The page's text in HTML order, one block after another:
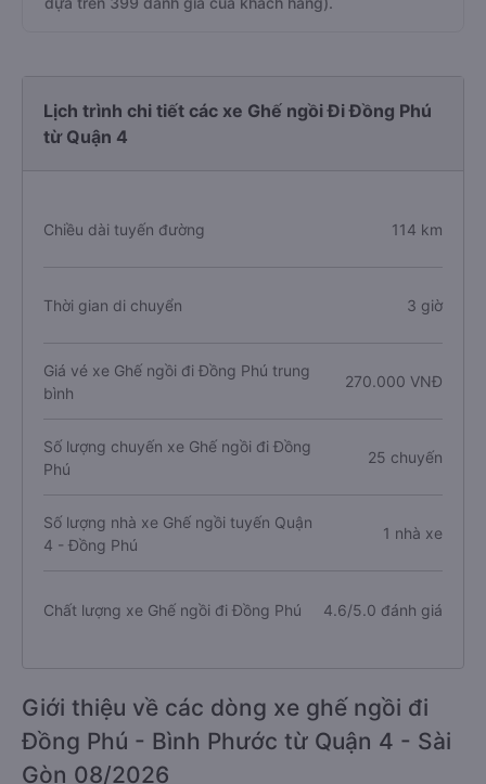
Lịch trình chi tiết các xe Ghế ngồi Đi Đồng Phú
từ Quận 4
Chiều dài tuyến đường 114 km
Thời gian di chuyển 3 giờ
Giá vé xe Ghế ngồi đi Đồng Phú trung
bình
270.000 VNĐ
Số lượng chuyến xe Ghế ngồi đi Đồng
Phú
25 chuyến
Số lượng nhà xe Ghế ngồi tuyến Quận
4 - Đồng Phú
1 nhà xe
Chất lượng xe Ghế ngồi đi Đồng Phú 4.6/5.0 đánh giá
Giới thiệu về các dòng xe ghế ngồi đi
Đồng Phú - Bình Phước từ Quận 4 - Sài
Gòn 08/2026